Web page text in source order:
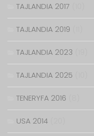
TAJLANDIA 2017
TAJLANDIA 2019
TAJLANDIA 2023
TAJLANDIA 2025
TENERYFA 2016
USA 2014